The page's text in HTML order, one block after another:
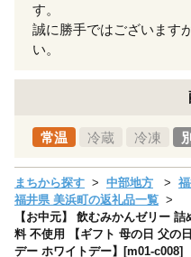
す。
誠に勝手ではございます
い。
常温 冷蔵 冷凍
まちから探す 中部地方
福井県 美浜町の返礼品一覧
【お中元】 飲むみかんゼリー
料 不使用 【ギフト 母の日 父の
デー ホワイトデー】[m01-c008]